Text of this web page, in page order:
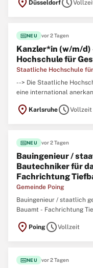
Düsseldorf
fiber_newNEU vor 2 Tagen
Kanzler*in (w/m/d)
Hochschule für
Staatliche Hochschule
--> Die Staatliche
eine international
einzigartigen
theoretischen Fächern.
location_on KarlsruhescheduleVollzeit
fiber_newNEU vor 2 Tagen
Bauingenieur /
Bautechniker für
Fachrichtung
Gemeinde Poing
Bauingenieur / staatlich
Bauamt - Fachrichtung
Maßnahmen im
location_on PoingscheduleVollzeit
fiber_newNEU vor 2 Tagen